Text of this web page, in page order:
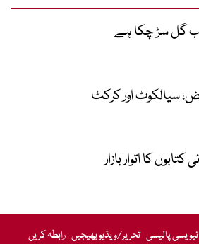
گل سڑ چکا ہے
سیالکوٹ اور کرکٹ
کتابوں کا اتوار بازار
پالیسی تحریر/ویڈیو بھیجیں رابطہ کریں